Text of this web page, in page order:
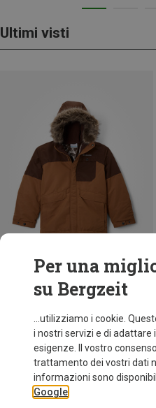
Ultimi visti
Risparmi 36%
Per una
su Bergzeit
...utilizziamo i cookie.
i nostri servizi e di adattare
esigenze. Il vostro
trattamento dei vostri dati
informazioni sono
Google